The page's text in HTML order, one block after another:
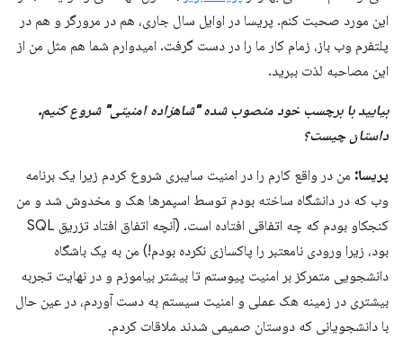
این مورد صحبت کنم. پریسا در اوایل سال جاری، هم در مرورگر و هم در
پلتفرم وب باز، زمام کار ما را در دست گرفت. امیدوارم شما هم مثل من از
این مصاحبه لذت ببرید.
بیایید با برچسب خود منصوب شده "شاهزاده امنیتی" شروع کنیم.
داستان چیست؟
پریسا: من در واقع کارم را در امنیت سایبری شروع کردم زیرا یک برنامه
وب که در دانشگاه ساخته بودم توسط اسپمرها هک و مخدوش شد و من
کنجکاو بودم که چه اتفاقی افتاده است. (آنچه اتفاق افتاد تزریق SQL
بود، زیرا ورودی نامعتبر را پاکسازی نکرده بودم!) من به یک باشگاه
دانشجویی متمرکز بر امنیت پیوستم تا بیشتر بیاموزم و در نهایت تجربه
بیشتری در زمینه هک عملی و امنیت سیستم به دست آوردم، در عین حال
با دانشجویانی که دوستان صمیمی شدند ملاقات کردم.